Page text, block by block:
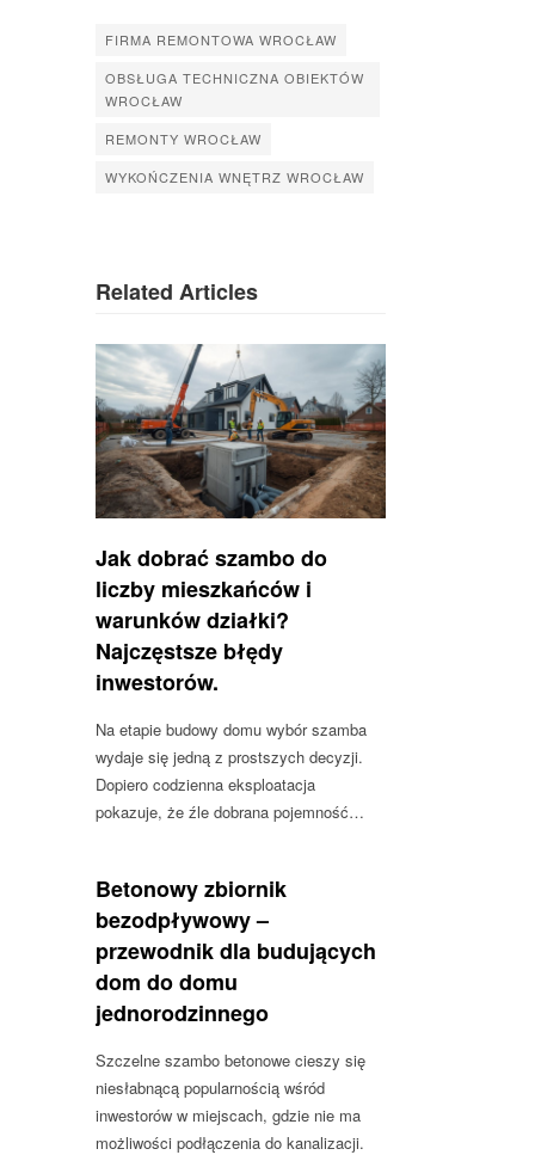
FIRMA REMONTOWA WROCŁAW
OBSŁUGA TECHNICZNA OBIEKTÓW
WROCŁAW
REMONTY WROCŁAW
WYKOŃCZENIA WNĘTRZ WROCŁAW
Related Articles
Jak dobrać szambo do
liczby mieszkańców i
warunków działki?
Najczęstsze błędy
inwestorów.
Na etapie budowy domu wybór szamba
wydaje się jedną z prostszych decyzji.
Dopiero codzienna eksploatacja
pokazuje, że źle dobrana pojemność…
Betonowy zbiornik
bezodpływowy –
przewodnik dla budujących
dom do domu
jednorodzinnego
Szczelne szambo betonowe cieszy się
niesłabnącą popularnością wśród
inwestorów w miejscach, gdzie nie ma
możliwości podłączenia do kanalizacji.